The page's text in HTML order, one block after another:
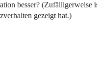
besser? (Zufälligerweise
gezeigt hat.)